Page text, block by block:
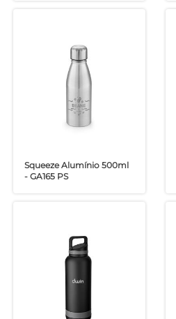
Squeeze Alumínio 500ml
- GA165 PS